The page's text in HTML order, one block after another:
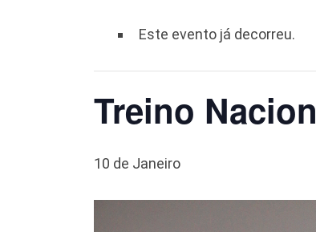
Este evento já decorreu.
Treino
10 de Janeiro